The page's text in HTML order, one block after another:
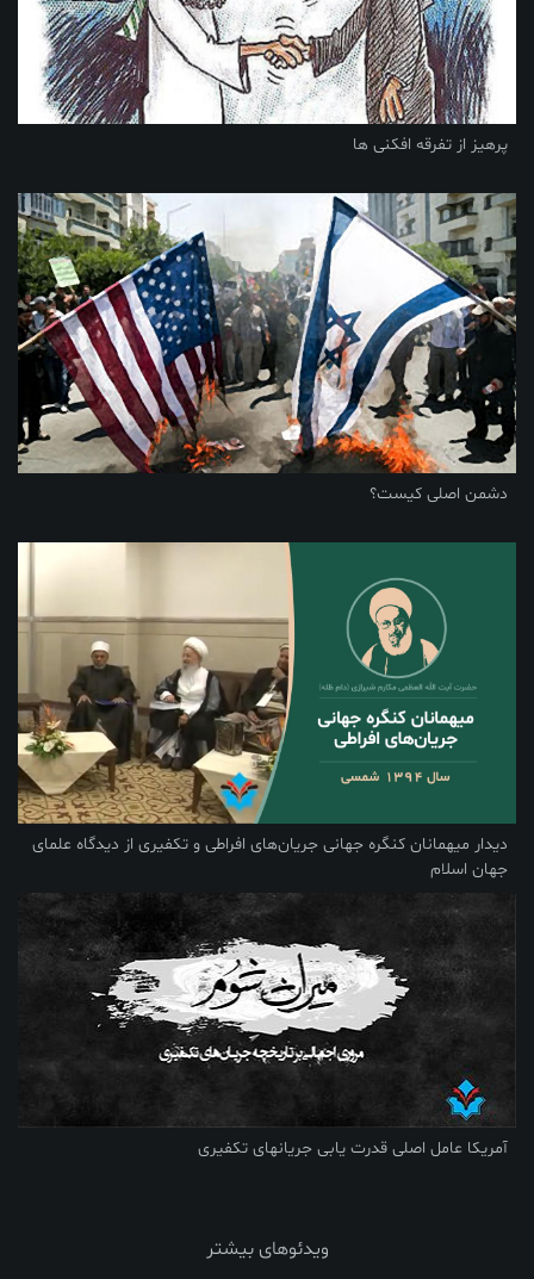
پرهیز از تفرقه افکنی ها
دشمن اصلی کیست؟
دیدار میهمانان کنگره جهانی جریان‌های افراطی و تکفیری از دیدگاه علمای
جهان اسلام
آمریکا عامل اصلی قدرت یابی جریانهای تکفیری
ویدئوهای بیشتر